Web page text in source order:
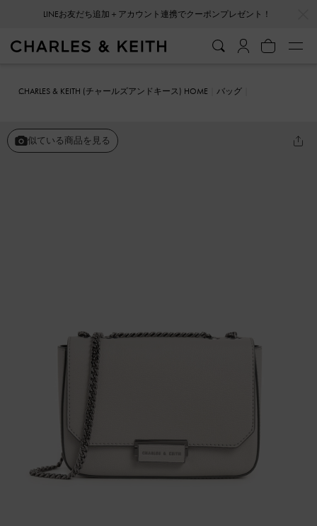
CHARLES & KEITH (チャールズアンドキース) HOME
バッグ
似ている商品を見る